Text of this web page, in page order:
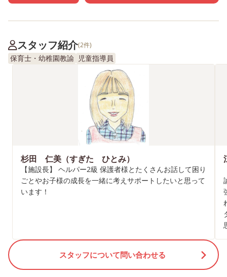
スタッフ紹介(2件)
保育士・幼稚園教諭 児童指導員
杉田 仁美（すぎた ひとみ）
【施設長】 ヘルパー2級 保護者様とたくさんお話して困り
ごとやお子様の成長を一緒に考えサポートしたいと思って
います！
スタッフについて問い合わせる